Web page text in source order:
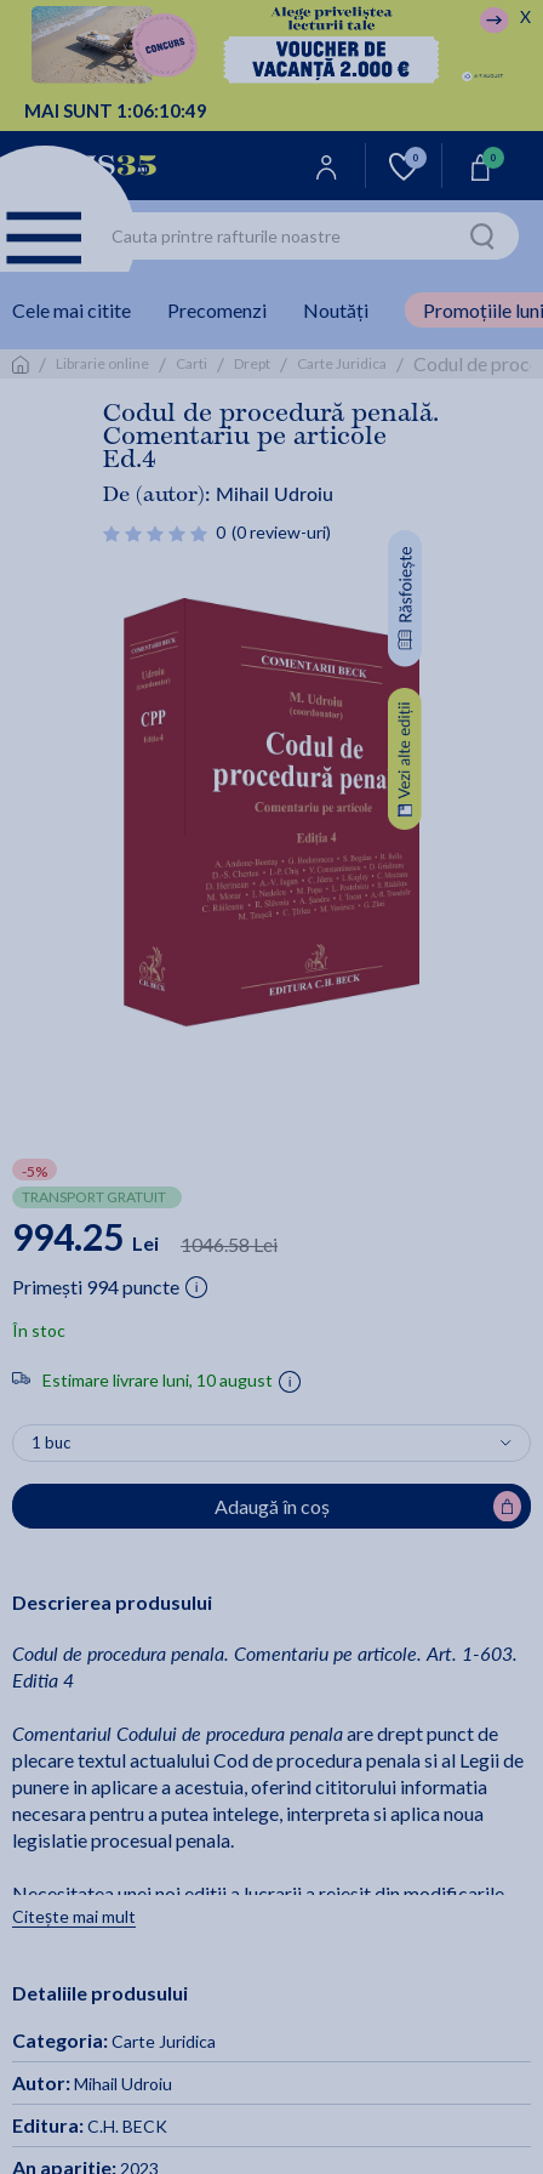
MAI SUNT 1:06:10:49
X
0 0
Cele mai citite Precomenzi Noutăți Promoțiile
/ Librarie online / Carti / Drept / Carte Juridica / Codul de
Codul de procedură penală.
Comentariu pe articole
Ed.4
De (autor): Mihail Udroiu
0 (0 review-uri)
-5%
TRANSPORT GRATUIT
994.25 Lei
1046.58 Lei
Primești 994 puncte
În stoc
Estimare livrare luni, 10 august
Adaugă în coș
Descrierea produsului
Codul de procedura penala. Comentariu pe articole. Art. 1-603.
Editia 4
Comentariul Codului de procedura penalaare drept punct de
plecare textul actualului Cod de procedura penala si al Legii de
punere in aplicare a acestuia, oferind cititorului informatia
necesara pentru a putea intelege, interpreta si aplica noua
legislatie procesual penala.
Necesitatea unei noi editii a lucrarii a reiesit din modificarile
legislative intervenite de la aparitia editiei anterioare si pana in
lucrarii contine cele mai recente modificari introduse prin
Curtii Constitutionale, Legea nr. 214/2023, precum si Legea nr.
217/2023, care va intra in vigoare la 1 ianuarie 2024.
Structura comentariilor, care cuprind atat interpretarea
textului, cu explicatii de ordin teoretic, cat si clarificari privind
Citește mai mult
Detaliile produsului
Categoria:Carte Juridica
Autor:Mihail Udroiu
Editura:C.H. BECK
An aparitie: 2023